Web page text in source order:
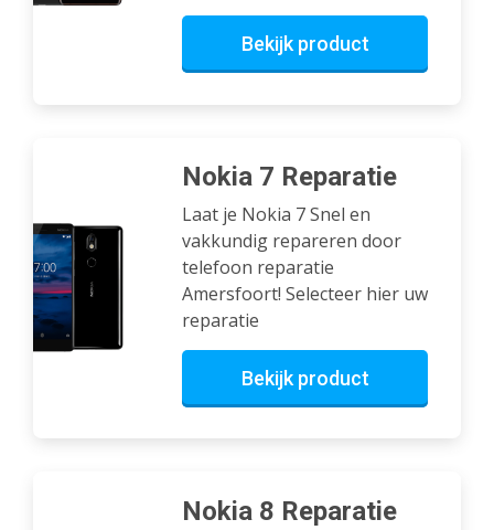
Bekijk product
Nokia 7 Reparatie
Laat je Nokia 7 Snel en
vakkundig repareren door
telefoon reparatie
Amersfoort! Selecteer hier uw
reparatie
Bekijk product
Nokia 8 Reparatie